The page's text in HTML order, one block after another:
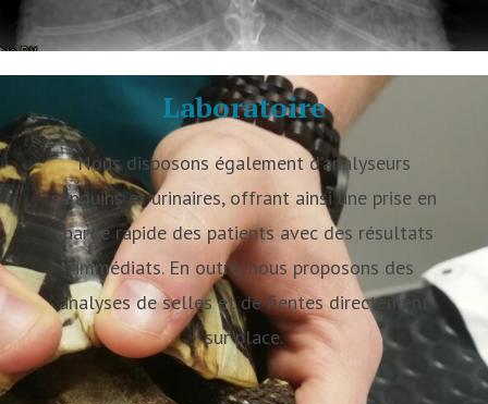
Laboratoire
Nous disposons également d’analyseurs
sanguins et urinaires, offrant ainsi une prise en
charge rapide des patients avec des résultats
immédiats. En outre, nous proposons des
analyses de selles et de fientes directement
sur place.